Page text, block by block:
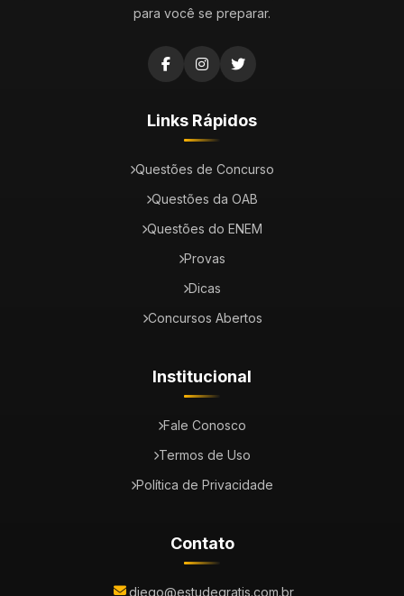
para você se preparar.
Links Rápidos
Questões de Concurso
Questões da OAB
Questões do ENEM
Provas
Dicas
Concursos Abertos
Institucional
Fale Conosco
Termos de Uso
Política de Privacidade
Contato
diego@estudegratis.com.br